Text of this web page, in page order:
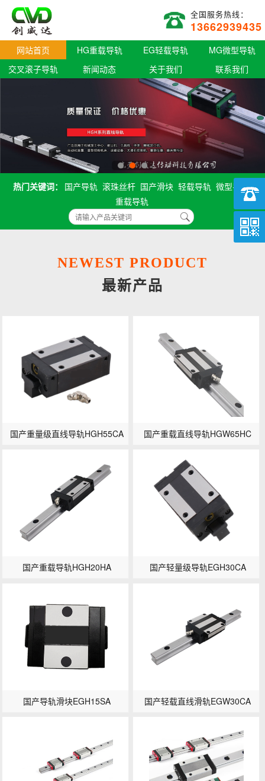
全国服务热线：
13662939435
网站首页 HG重载导轨 EG轻载导轨
MG微型导轨
交叉滚子导轨
新闻动态 关于我们 联系我们
热门关键词： 国产导轨 滚珠丝杆 国产滑块 轻载导轨 微型导轨
重载导轨
NEWEST PRODUCT
最新产品
国产重量级直线导轨HGH55CA 国产重载直线导轨HGW65HC
国产重载导轨HGH20HA 国产轻量级导轨EGH30CA
国产导轨滑块EGH15SA 国产轻载直线滑轨EGW30CA